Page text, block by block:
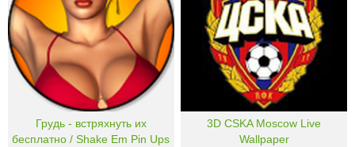
Грудь - встряхнуть их
бесплатно / Shake Em Pin Ups
3D CSKA Moscow Live
Wallpaper